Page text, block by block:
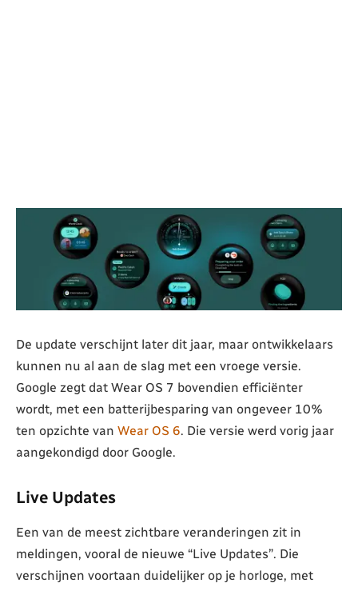
De update verschijnt later dit jaar, maar ontwikkelaars
kunnen nu al aan de slag met een vroege versie.
Google zegt dat Wear OS 7 bovendien efficiënter
wordt, met een batterijbesparing van ongeveer 10%
ten opzichte van Wear OS 6. Die versie werd vorig jaar
aangekondigd door Google.
Live Updates
Een van de meest zichtbare veranderingen zit in
meldingen, vooral de nieuwe “Live Updates”. Die
verschijnen voortaan duidelijker op je horloge, met